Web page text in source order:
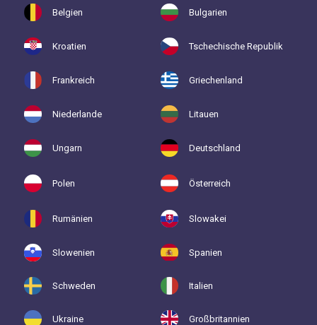
Belgien Bulgarien
Kroatien Tschechische Republik
Frankreich Griechenland
Niederlande Litauen
Ungarn Deutschland
Polen Österreich
Rumänien Slowakei
Slowenien Spanien
Schweden Italien
Ukraine Großbritannien